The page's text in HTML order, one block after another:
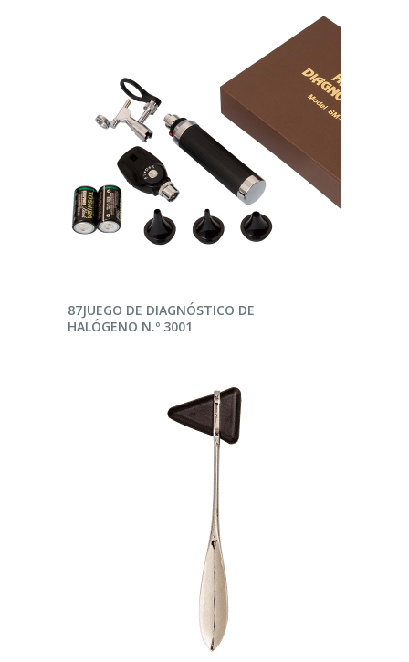
LEER MÁS
87JUEGO DE DIAGNÓSTICO DE
HALÓGENO N.º 3001